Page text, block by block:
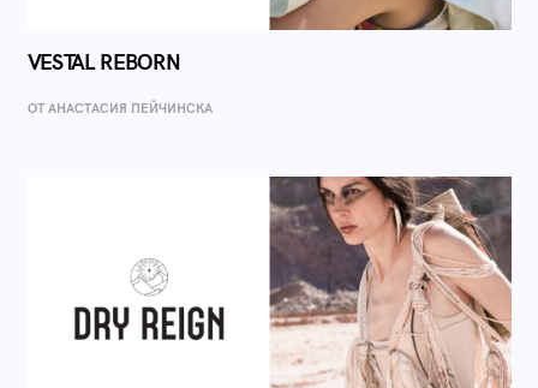
VESTAL REBORN
ОТ AНАСТАСИЯ ПЕЙЧИНСКА